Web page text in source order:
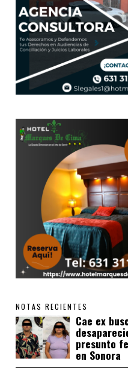
NOTAS RECIENTES
Cae ex
presunto
en Sonora